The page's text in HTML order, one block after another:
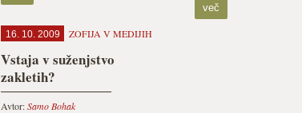
več
16. 10. 2009 ZOFIJA V MEDIJIH
Vstaja v suženjstvo
zakletih?
Avtor:Samo Bohak